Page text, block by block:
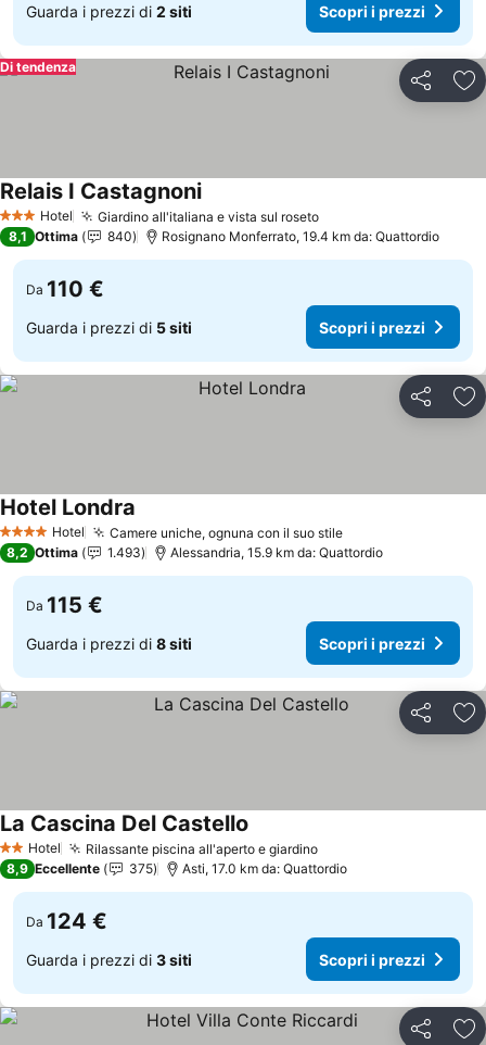
Guarda i prezzi di 2 siti Scopri i prezzi
Condividi
Di tendenza
3 StelleHotel Giardino all'italiana e vista sul rosetoScopri i prezzi
Relais I CastagnoniScopri i prezzi
8,1 Ottima 840 Rosignano Monferrato, 19.4 km da: Quattordio
Da 110 €
Guarda i prezzi di 5 siti Scopri i prezzi
Condividi
4 Stelle Hotel Camere uniche, ognuna con il suo stileScopri i prezzi
Hotel Londra
8,2 Ottima 1.493 Alessandria, 15.9 km da: Quattordio
Da 115 €
Guarda i prezzi di 8 siti Scopri i prezzi
Condividi
2 StelleHotel Rilassante piscina all'aperto e giardinoScopri i prezzi
La Cascina Del Castello
8,9 Eccellente 375 Asti, 17.0 km da: Quattordio
Da 124 €
Guarda i prezzi di 3 siti Scopri i prezzi
Condividi